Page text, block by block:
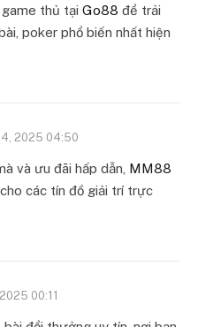
thủ tại Go88 để trải
poker phổ biến nhất hiện
2025 04:50
và ưu đãi hấp dẫn, MM88
các tín đồ giải trí trực
00:11